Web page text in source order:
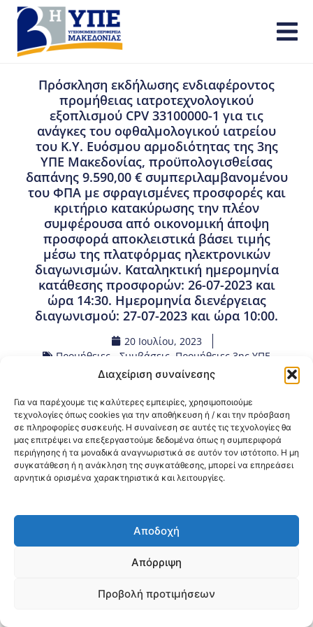
Διαχείριση συναίνεσης
Για να παρέχουμε τις καλύτερες εμπειρίες, χρησιμοποιούμε
τεχνολογίες όπως cookies για την αποθήκευση ή / και την πρόσβαση
σε πληροφορίες συσκευής. Η συναίνεση σε αυτές τις τεχνολογίες θα
μας επιτρέψει να επεξεργαστούμε δεδομένα όπως η συμπεριφορά
περιήγησης ή τα μοναδικά αναγνωριστικά σε αυτόν τον ιστότοπο. Η μη
συγκατάθεση ή η ανάκληση της συγκατάθεσης, μπορεί να επηρεάσει
αρνητικά ορισμένα χαρακτηριστικά και λειτουργίες.
Αποδοχή
Απόρριψη
Προβολή προτιμήσεων
Πρόσκληση εκδήλωσης ενδιαφέροντος
προμήθειας ιατροτεχνολογικού
εξοπλισμού CPV 33100000-1 για τις
ανάγκες του οφθαλμολογικού ιατρείου
του Κ.Υ. Ευόσμου αρμοδιότητας της 3ης
ΥΠΕ Μακεδονίας, προϋπολογισθείσας
δαπάνης 9.590,00 € συμπεριλαμβανομένου
του ΦΠΑ με σφραγισμένες προσφορές και
κριτήριο κατακύρωσης την πλέον
συμφέρουσα από οικονομική άποψη
προσφορά αποκλειστικά βάσει τιμής
μέσω της πλατφόρμας ηλεκτρονικών
διαγωνισμών. Καταληκτική ημερομηνία
κατάθεσης προσφορών: 26-07-2023 και
ώρα 14:30. Ημερομηνία διενέργειας
διαγωνισμού: 27-07-2023 και ώρα 10:00.
20 Ιουλίου, 2023
Προμήθειες - Συμβάσεις Προμήθειες 3ης ΥΠΕ
Κοινοποίηση:
@2026 3ype.gr All rights reserved
Πολιτική Προστασίας Δεδομένων
Θεσσαλονίκη, ΕλλάδαΤηλ: +30 2311 226 200
email: 3ype@3ype.gr
Page Visits:
Website Visits: